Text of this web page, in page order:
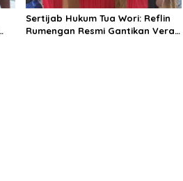
Sertijab Hukum Tua Wori: Reflin
Rumengan Resmi Gantikan Vera